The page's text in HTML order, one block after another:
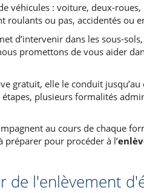
véhicules : voiture, deux-
roulants ou pas, accidentés ou
d’intervenir dans les sous-
promettons de vous aider
gratuit, elle le conduit
plusieurs formalités
au cours de chaque
pour procéder à l’
de l'enlèvement